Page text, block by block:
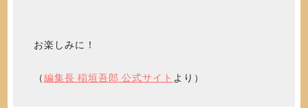
お楽しみに！
（編集長 稲垣吾郎 公式サイト より）